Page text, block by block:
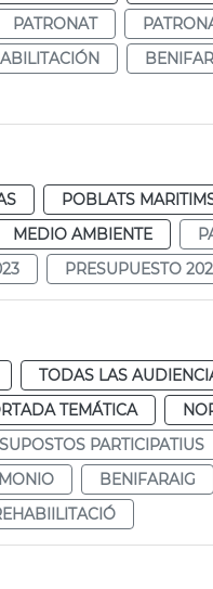
PATRONAT
POBLATS
MEDIO AMBIENTE
PRESUPUESTO
TODAS LAS
TEMÁTICA
PARTICIPATIUS
BENIFARAIG